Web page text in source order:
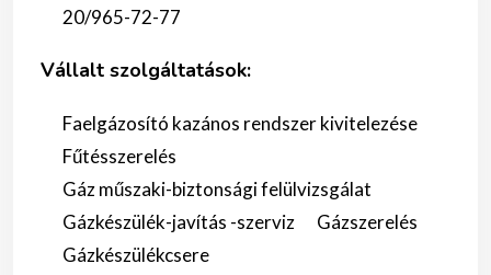
20/965-72-77
Vállalt szolgáltatások:
Faelgázosító kazános rendszer kivitelezése
Fűtésszerelés
Gáz műszaki-biztonsági felülvizsgálat
Gázkészülék-javítás -szerviz
Gázszerelés
Gázkészülékcsere